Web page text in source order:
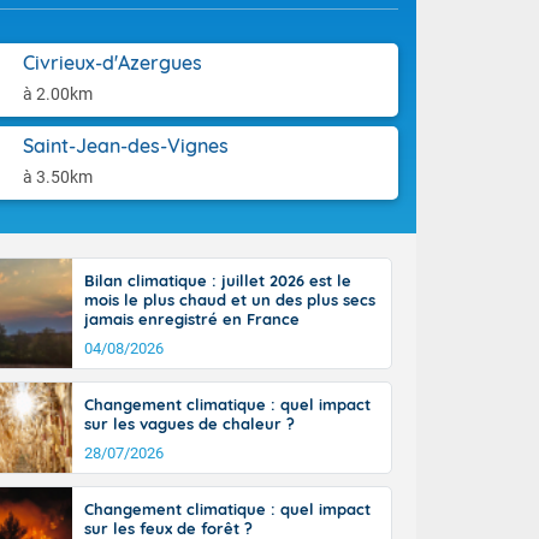
Civrieux-d'Azergues
à 2.00km
Saint-Jean-des-Vignes
à 3.50km
8 à 13
26 sur le
le sud-
Bilan climatique : juillet 2026 est le
mois le plus chaud et un des plus secs
jamais enregistré en France
04/08/2026
Changement climatique : quel impact
sur les vagues de chaleur ?
28/07/2026
Changement climatique : quel impact
sur les feux de forêt ?